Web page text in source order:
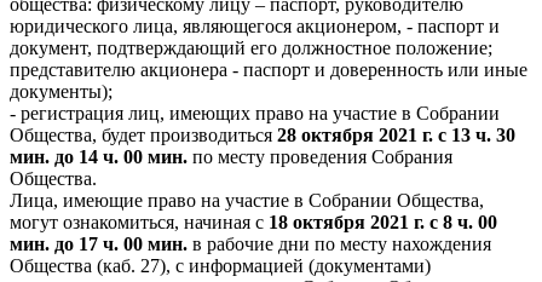
юридического лица, являющегося акционером, - паспорт и
документ, подтверждающий его должностное положение;
представителю акционера - паспорт и доверенность или иные
документы);
- регистрация лиц, имеющих право на участие в Собрании
Общества, будет производиться 28 октября 2021 г. с 13 ч. 30
мин. до 14 ч. 00 мин. по месту проведения Собрания
Общества.
Лица, имеющие право на участие в Собрании Общества,
могут ознакомиться, начиная с 18 октября 2021 г. с 8 ч. 00
мин. до 17 ч. 00 мин. в рабочие дни по месту нахождения
Общества (каб. 27), с информацией (документами)